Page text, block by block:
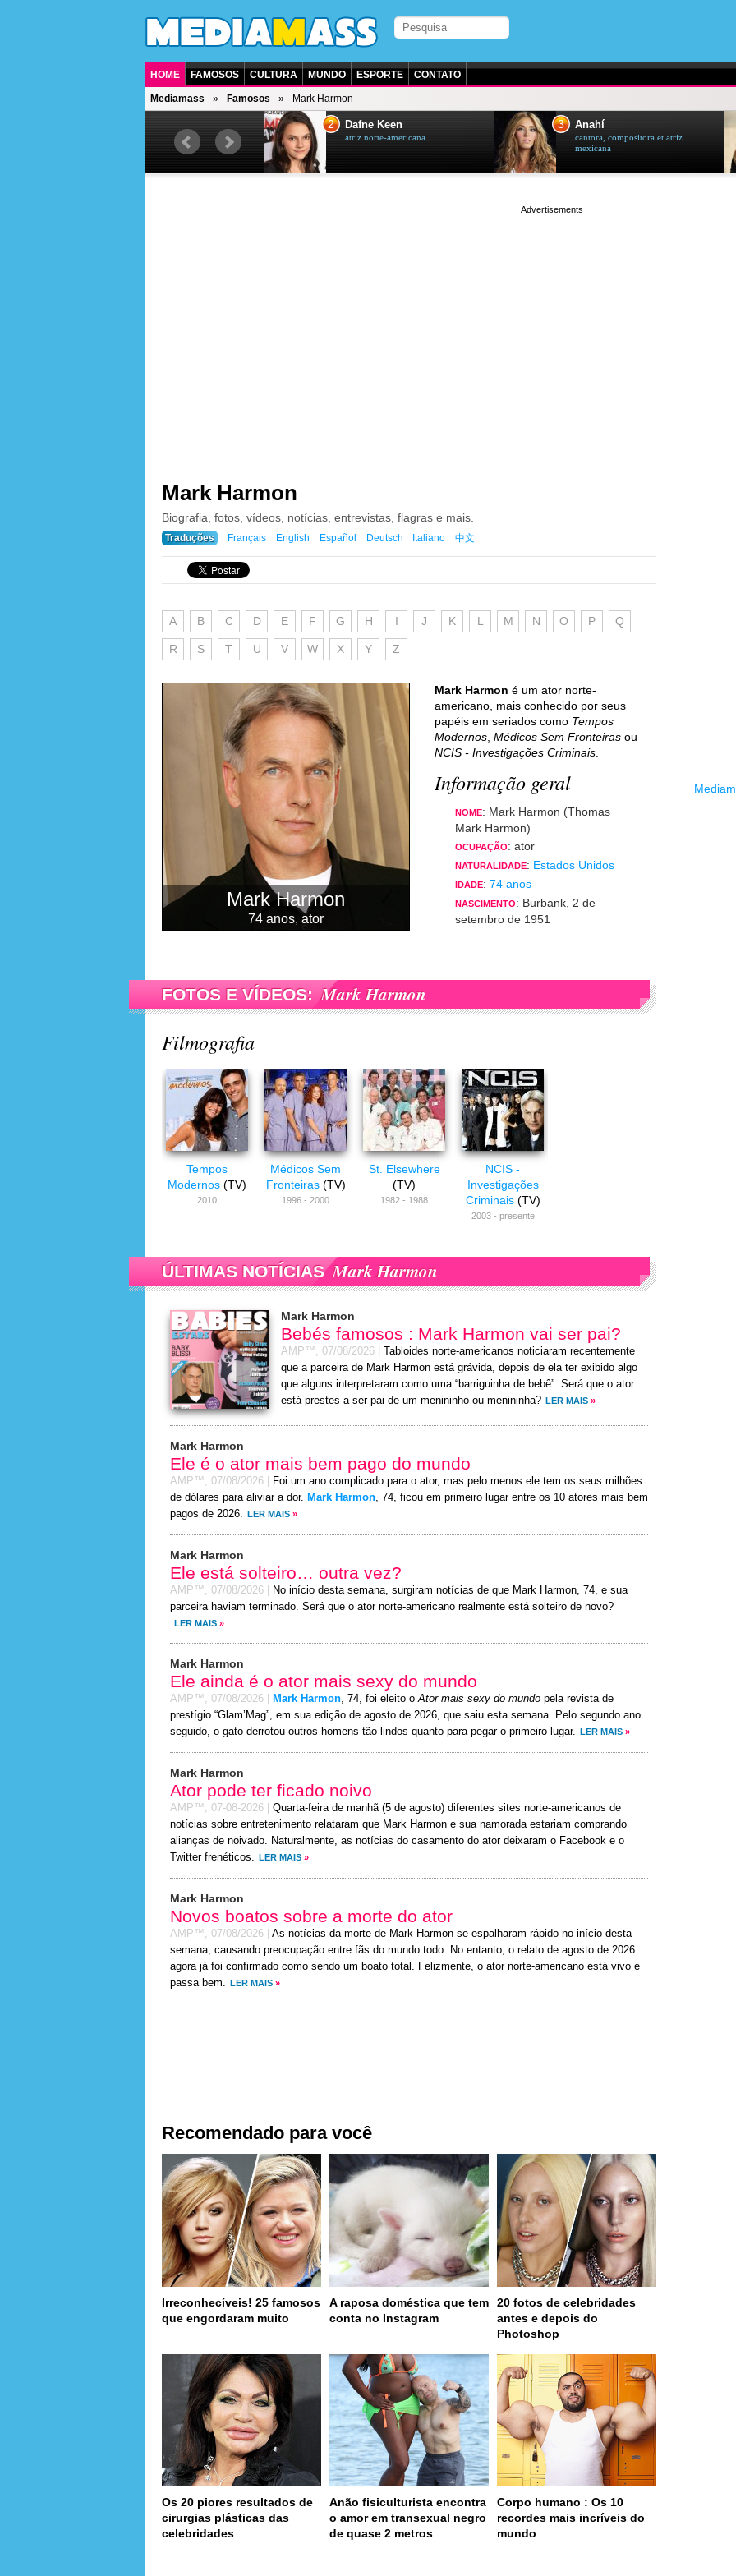
HOME FAMOSOS CULTURA MUNDO ESPORTE CONTATO
Mediamass Famosos Mark Harmon
2 Dafne Keen
atriz norte-americana
3 Anahí
cantora, compositora et atriz
mexicana
Mark Harmon
Biografia, fotos, vídeos, notícias, entrevistas, flagras e mais.
Traduções Français English Español Deutsch Italiano 中文
A B C D E F G H I J K L M N O P Q
R S T U V W X Y Z
Mark Harmon
74 anos, ator
Mark Harmon é um ator norte-
americano, mais conhecido por seus
papéis em seriados como Tempos
Modernos Médicos Sem Fronteiras ou
NCIS - Investigações Criminais
Informação geral
NOME: Mark Harmon (Thomas
Mark Harmon)
OCUPAÇÃO: ator
NATURALIDADE: Estados Unidos
IDADE: 74 anos
NASCIMENTO: Burbank, 2 de
setembro de 1951
FOTOS E VÍDEOS: Mark Harmon
Filmografia
Tempos
Modernos (TV)
2010
Médicos Sem
Fronteiras(TV)
1996 - 2000
St. Elsewhere
(TV)
1982 - 1988
NCIS -
Investigações
Criminais(TV)
2003 - presente
ÚLTIMAS NOTÍCIAS Mark Harmon
Mark Harmon
Bebés famosos : Mark Harmon vai ser pai?
AMP™, 07/08/2026
Tabloides norte-americanos noticiaram recentemente
que a parceira de Mark Harmon está grávida, depois de ela ter exibido algo
que alguns interpretaram como uma “barriguinha de bebê”. Será que o ator
está prestes a ser pai de um menininho ou menininha? LER MAIS »
Mark Harmon
Ele é o ator mais bem pago do mundo
AMP™, 07/08/2026
Foi um ano complicado para o ator, mas pelo menos ele tem os seus milhões
de dólares para aliviar a dor. Mark Harmon, 74, ficou em primeiro lugar entre os 10 atores mais bem
pagos de 2026. LER MAIS »
Mark Harmon
Ele está solteiro… outra vez?
AMP™, 07/08/2026
No início desta semana, surgiram notícias de que Mark Harmon, 74, e sua
parceira haviam terminado. Será que o ator norte-americano realmente está solteiro de novo?
LER MAIS »
Mark Harmon
Ele ainda é o ator mais sexy do mundo
AMP™, 07/08/2026 Mark Harmon, 74, foi eleito oAtor mais sexy do mundo pela revista de
prestígio “Glam’Mag”, em sua edição de agosto de 2026, que saiu esta semana. Pelo segundo ano
seguido, o gato derrotou outros homens tão lindos quanto para pegar o primeiro lugar. LER MAIS »
Mark Harmon
Ator pode ter ficado noivo
AMP™, 07-08-2026
Quarta-feira de manhã (5 de agosto) diferentes sites norte-americanos de
notícias sobre entretenimento relataram que Mark Harmon e sua namorada estariam comprando
alianças de noivado. Naturalmente, as notícias do casamento do ator deixaram o Facebook e o
Twitter frenéticos. LER MAIS »
Mark Harmon
Novos boatos sobre a morte do ator
AMP™, 07/08/2026
As notícias da morte de Mark Harmon se espalharam rápido no início desta
semana, causando preocupação entre fãs do mundo todo. No entanto, o relato de agosto de 2026
agora já foi confirmado como sendo um boato total. Felizmente, o ator norte-americano está vivo e
passa bem. LER MAIS »
Recomendado para você
Irreconhecíveis! 25 famosos
que engordaram muito
A raposa doméstica que tem
conta no Instagram
20 fotos de celebridades
antes e depois do
Photoshop
Os 20 piores resultados de
cirurgias plásticas das
celebridades
Anão fisiculturista encontra
o amor em transexual negro
de quase 2 metros
Corpo humano : Os 10
recordes mais incríveis do
mundo